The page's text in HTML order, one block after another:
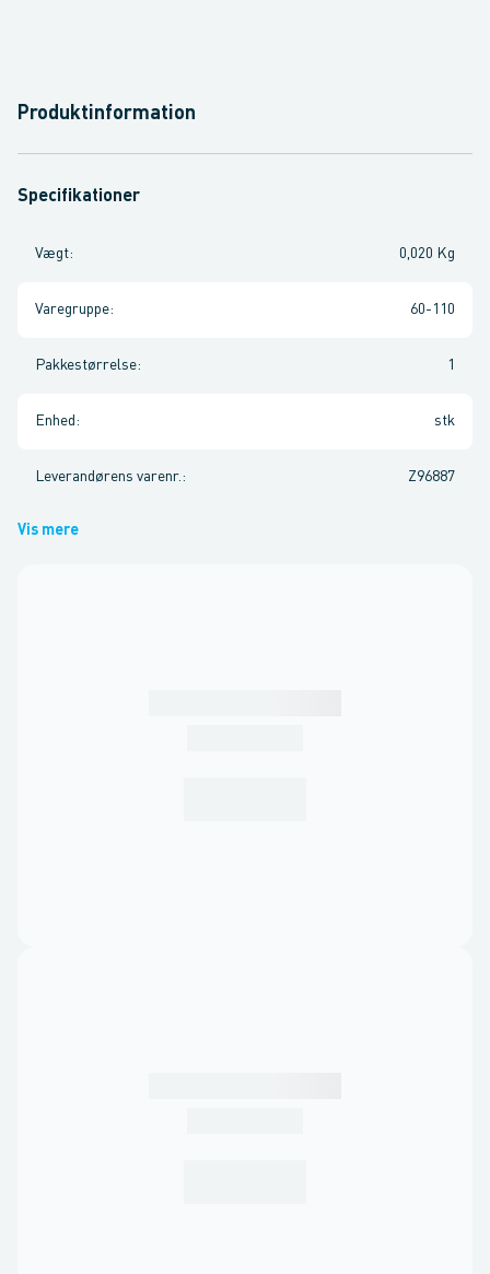
Produktinformation
Specifikationer
Vægt: 0,020 Kg
Varegruppe: 60-110
Pakkestørrelse: 1
Enhed : stk
Leverandørens varenr. : Z96887
Vis mere